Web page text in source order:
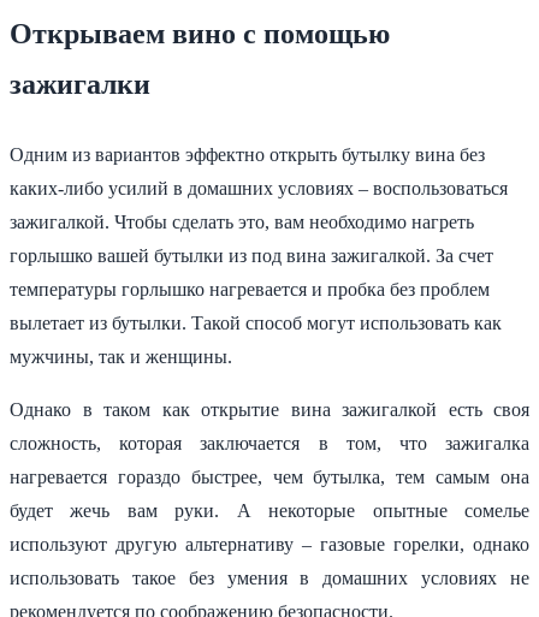
Открываем вино с помощью
зажигалки
Одним из вариантов эффектно открыть бутылку вина без
каких-либо усилий в домашних условиях – воспользоваться
зажигалкой. Чтобы сделать это, вам необходимо нагреть
горлышко вашей бутылки из под вина зажигалкой. За счет
температуры горлышко нагревается и пробка без проблем
вылетает из бутылки. Такой способ могут использовать как
мужчины, так и женщины.
Однако в таком как открытие вина зажигалкой есть своя
сложность, которая заключается в том, что зажигалка
нагревается гораздо быстрее, чем бутылка, тем самым она
будет жечь вам руки. А некоторые опытные сомелье
используют другую альтернативу – газовые горелки, однако
использовать такое без умения в домашних условиях не
рекомендуется по соображению безопасности.